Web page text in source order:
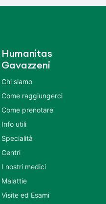
Humanitas
Gavazzeni
Chi siamo
Come raggiungerci
Come prenotare
Info utili
Specialità
Centri
I nostri medici
Malattie
Visite ed Esami